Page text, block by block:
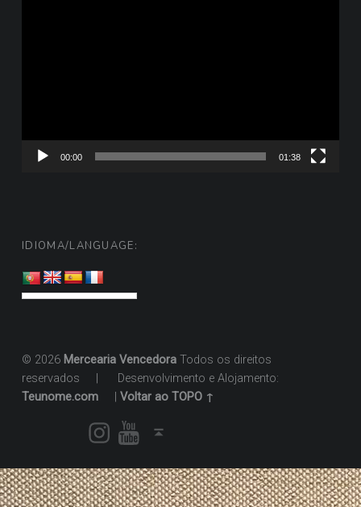
00:00 01:38
IDIOMA/LANGUAGE:
© 2026 Mercearia VencedoraTodos os direitos
reservados
Desenvolvimento e Alojamento:
Teunome.com
Voltar ao TOPO ↑
InstagramYoutube